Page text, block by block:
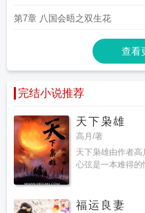
第7章 八国会晤之双生花
查看
完结小说推荐
天下枭雄
高月/著
天下枭雄由作者
心弦是一本难得
福运良妻